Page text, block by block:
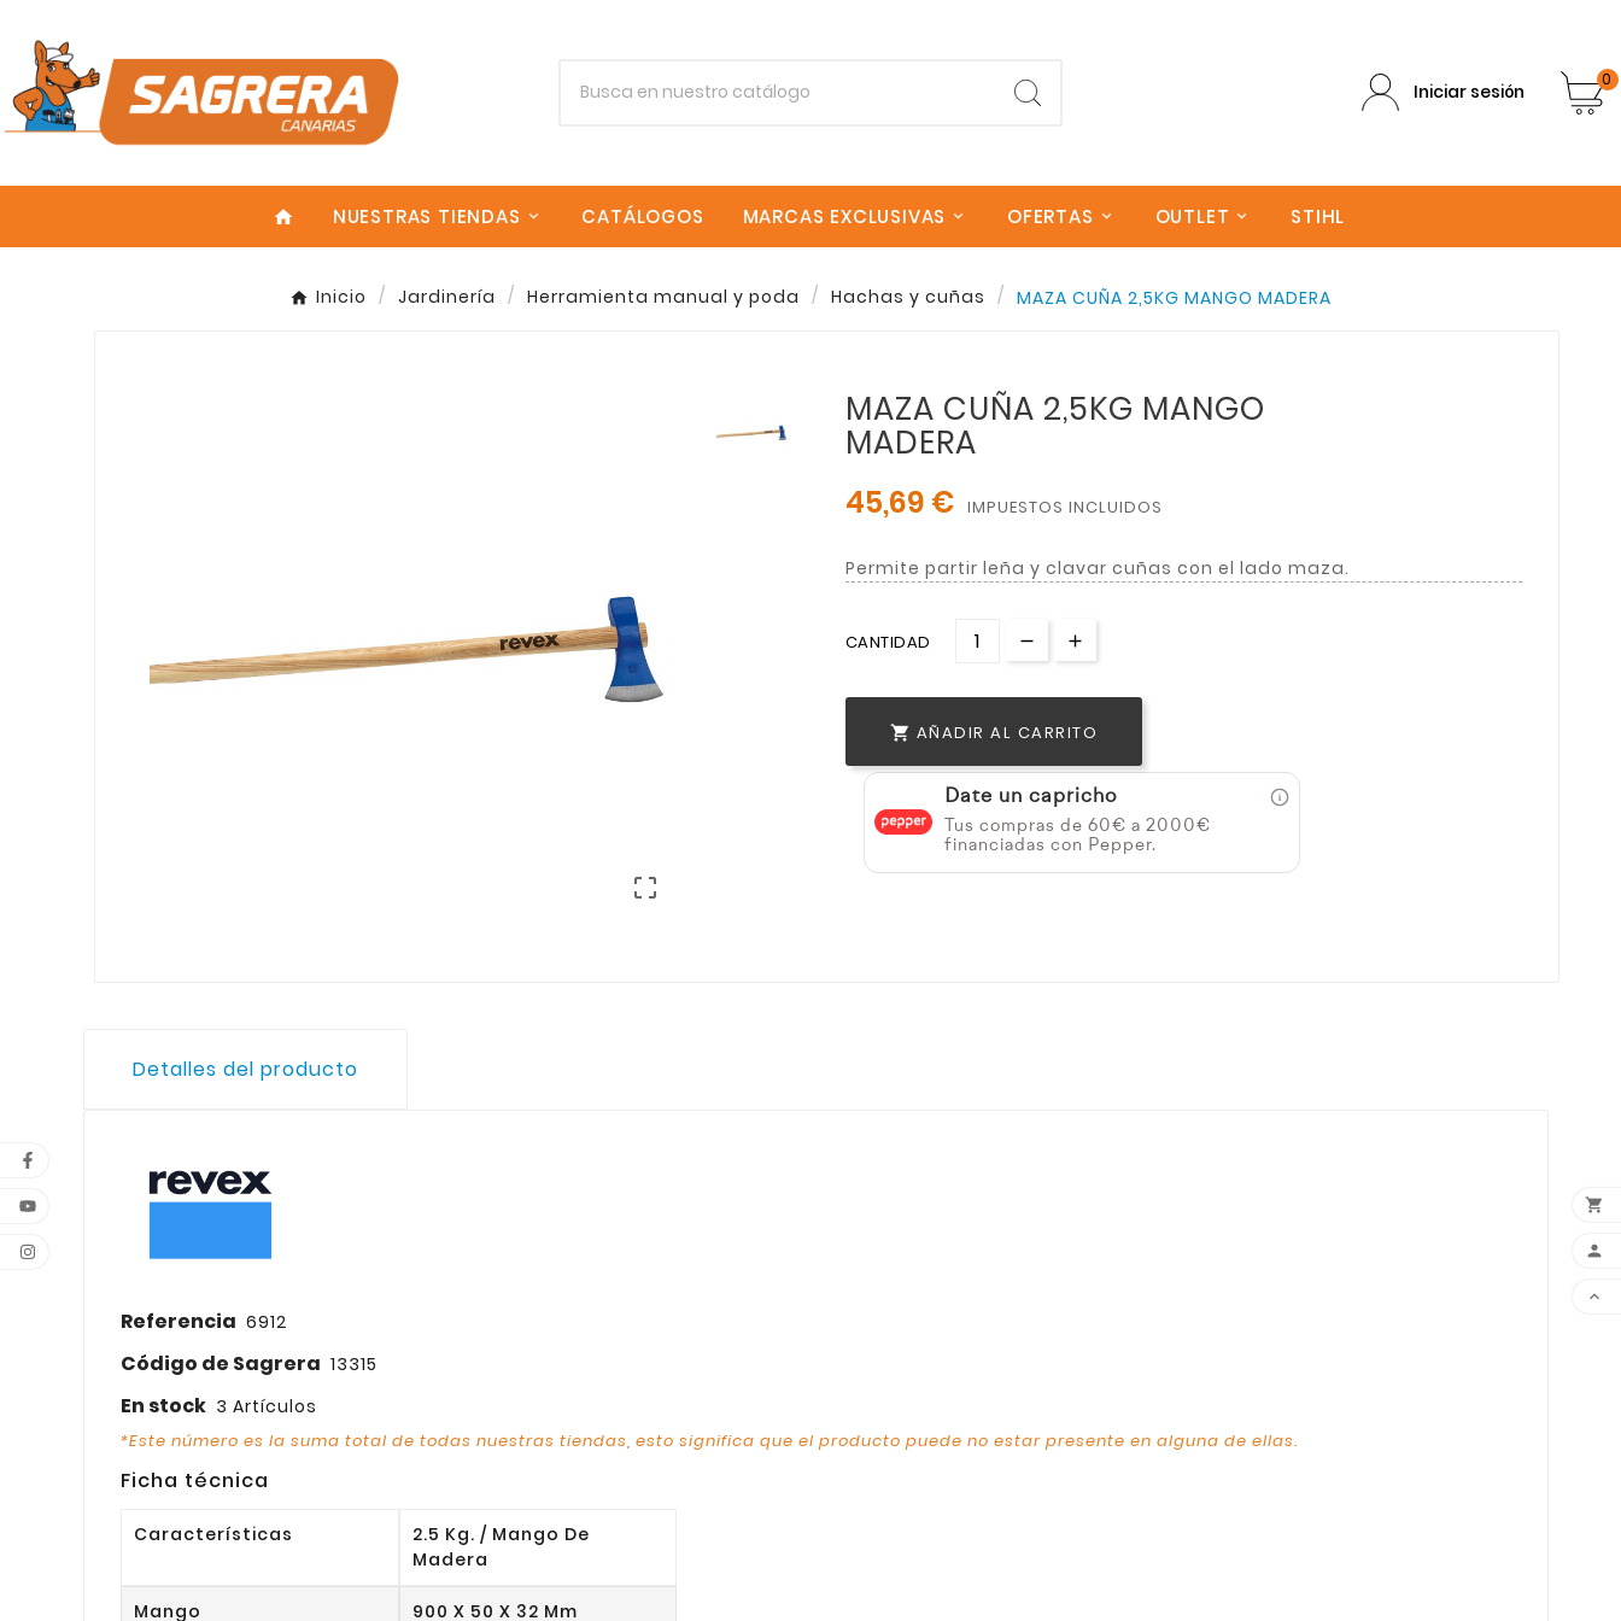
Iniciar sesión
0
home NUESTRAS TIENDAS CATÁLOGOS MARCAS EXCLUSIVAS OFERTAS OUTLET STIHL
Inicio Jardinería Herramienta manual y poda Hachas y cuñas MAZA CUÑA 2,5KG MANGO MADERA

MAZA CUÑA 2,5KG MANGO
MADERA
45,69 € IMPUESTOS INCLUIDOS
Permite partir leña y clavar cuñas con el lado maza.
CANTIDAD
 AÑADIR AL CARRITO
Date un capricho
Tus compras de 60€ a 2000€
financiadas con Pepper.
Detalles del producto
Referencia 6912
Código de Sagrera 13315
En stock 3 Artículos
*Este número es la suma total de todas nuestras tiendas, esto significa que el producto puede no estar presente en alguna de ellas.
Ficha técnica
Características
2.5 Kg. / Mango De
Madera
Mango 900 X 50 X 32 Mm



Empieza escribiendo lo que buscas.